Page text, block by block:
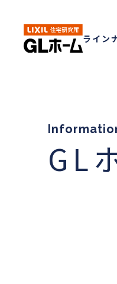
ライン
GL